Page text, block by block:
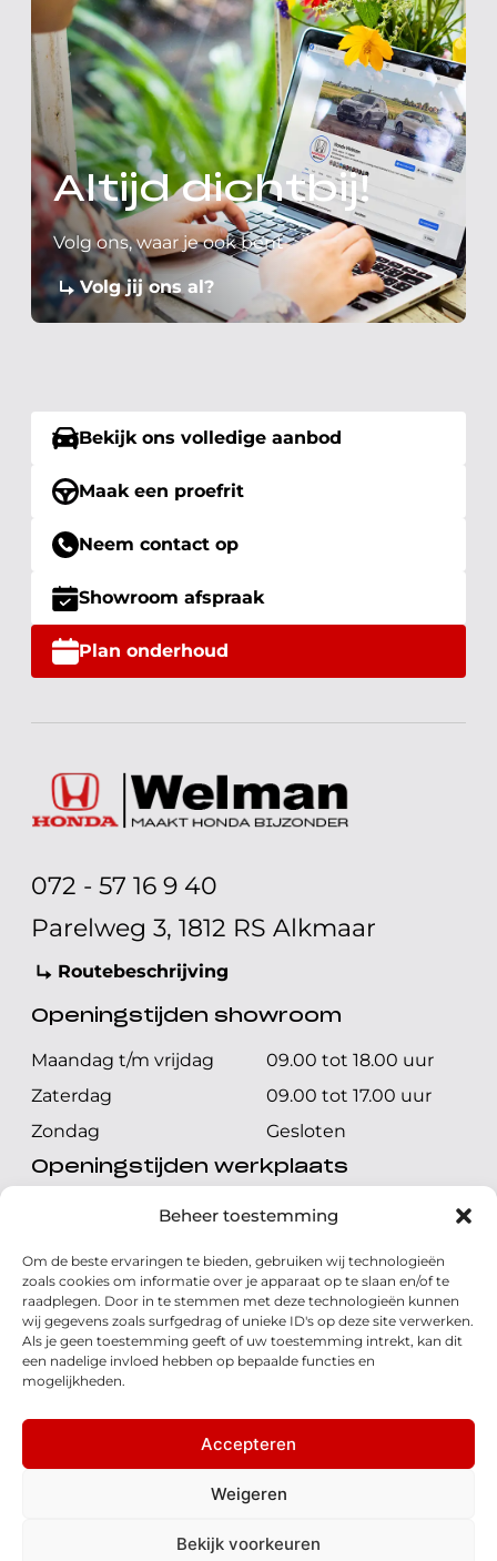
Beheer toestemming
Om de beste ervaringen te bieden, gebruiken wij technologieën
zoals cookies om informatie over je apparaat op te slaan en/of te
raadplegen. Door in te stemmen met deze technologieën kunnen
wij gegevens zoals surfgedrag of unieke ID's op deze site verwerken.
Als je geen toestemming geeft of uw toestemming intrekt, kan dit
een nadelige invloed hebben op bepaalde functies en
mogelijkheden.
Accepteren
Weigeren
Bekijk voorkeuren
Altijd dichtbij!
Volg ons, waar je ook bent
Volg jij ons al?
Bekijk ons volledige aanbod
Maak een proefrit
Neem contact op
Showroom afspraak
Plan onderhoud
072 - 57 16 9 40
Parelweg 3, 1812 RS Alkmaar
Routebeschrijving
Openingstijden showroom
Maandag t/m vrijdag
09.00 tot 18.00 uur
Zaterdag
09.00 tot 17.00 uur
Zondag
Gesloten
Openingstijden werkplaats
Maandag t/m vrijdag
08.00 tot 17.00 uur
Zondag
Gesloten
Volg ons
© 2026 - Honda Welman
Algemene voorwaarden